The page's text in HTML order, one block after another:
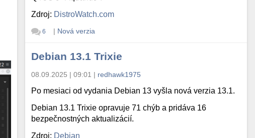
Zdroj: DistroWatch.com
6 | Nová verzia
Debian 13.1 Trixie
08.09.2025 | 09:01 | redhawk1975
Po mesiaci od vydania Debian 13 vyšla nová verzia 13.1.
Debian 13.1 Trixie opravuje 71 chýb a pridáva 16
bezpečnostných aktualizácií.
Zdroj: Debian